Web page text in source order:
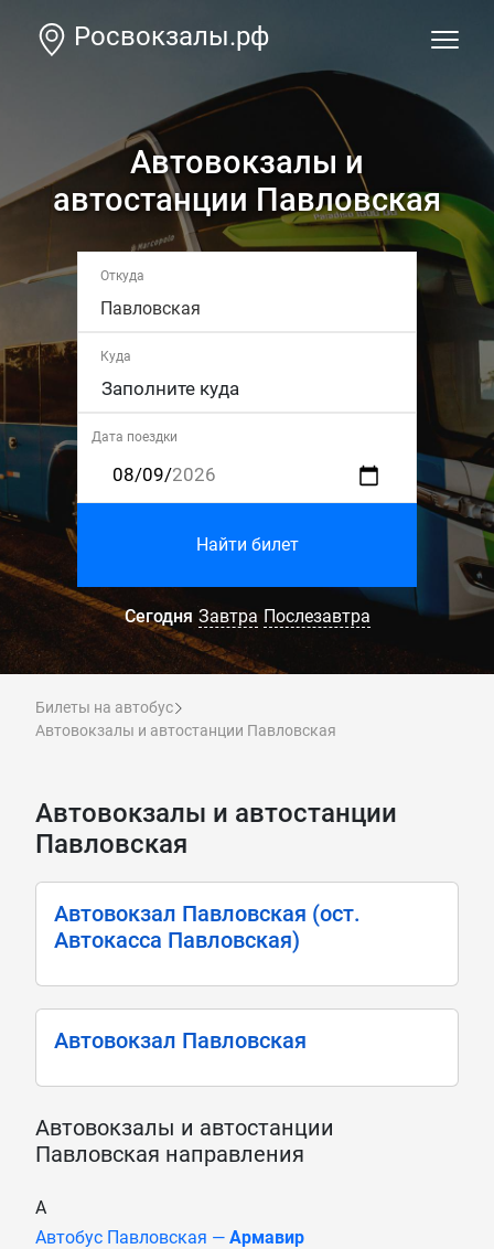
Росвокзалы.рф
Автовокзалы и
автостанции Павловская
Откуда
Павловская
Куда
Дата поездки
Найти билет
Сегодня Завтра Послезавтра
Билеты на автобус
Автовокзалы и автостанции Павловская
Автовокзалы и автостанции
Павловская
Автовокзал Павловская (ост.
Автокасса Павловская)
Автовокзал Павловская
Автовокзалы и автостанции
Павловская направления
А
Автобус Павловская — Армавир